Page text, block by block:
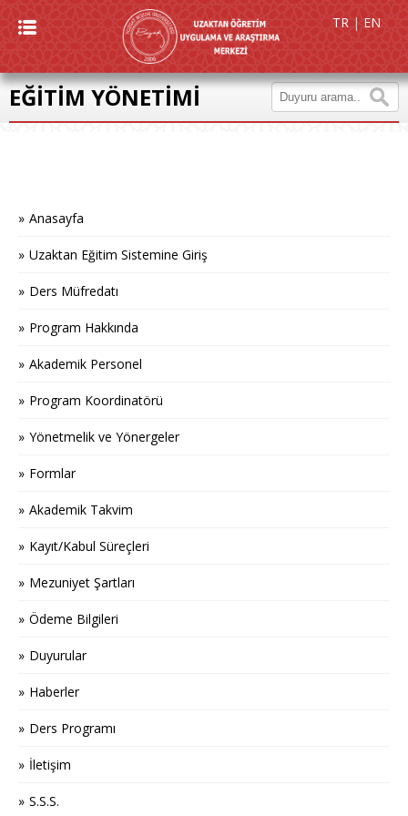
TR | EN
EĞİTİM YÖNETİMİ
Anasayfa
Uzaktan Eğitim Sistemine Giriş
Ders Müfredatı
Program Hakkında
Akademik Personel
Program Koordinatörü
Yönetmelik ve Yönergeler
Formlar
Akademik Takvim
Kayıt/Kabul Süreçleri
Mezuniyet Şartları
Ödeme Bilgileri
Duyurular
Haberler
Ders Programı
İletişim
S.S.S.